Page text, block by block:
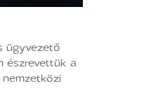
ügyvezető
észrevettük a